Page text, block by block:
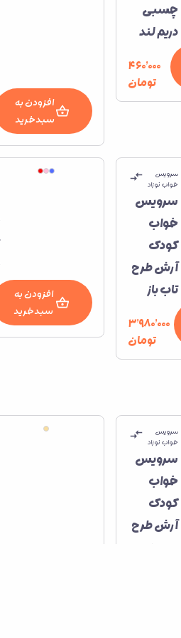
چسبی
دریم لند
۴۶۰٬۰۰۰
تومان
افزودن به
سبدخرید
سرویس
خواب نوزاد
سرویس
خواب
کودک
آرش طرح
تاب باز
۳٬۹۸۰٬۰۰۰
تومان
افزودن به
سبدخرید
سرویس
خواب نوزاد
سرویس
خواب
کودک
آرش طرح